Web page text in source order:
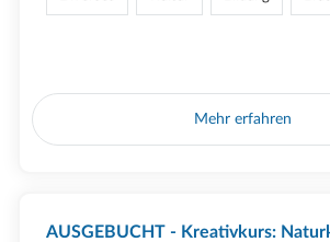
Mehr erfahren
AUSGEBUCHT - Kreativkurs: